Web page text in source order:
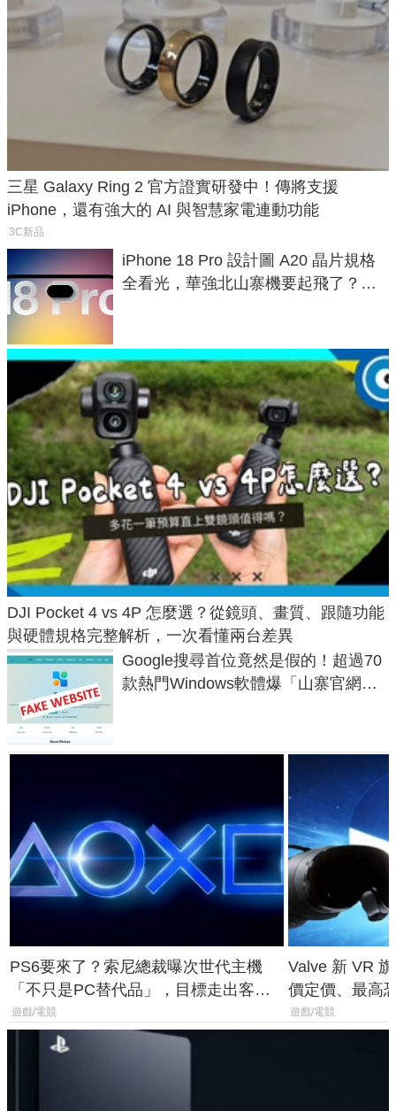
三星 Galaxy Ring 2 官方證實研發中！傳將支援
iPhone，還有強大的 AI 與智慧家電連動功能
3C新品
iPhone 18 Pro 設計圖 A20 晶片規格
全看光，華強北山寨機要起飛了？專
DJI Pocket 4 vs 4P 怎麼選？從鏡頭、畫質、跟隨功能
與硬體規格完整解析，一次看懂兩台差異
Google搜尋首位竟然是假的！超過70
款熱門Windows軟體爆「山寨官網」
PS6要來了？索尼總裁曝次世代主機
「不只是PC替代品」，目標走出客
廳、進軍電競桌面
遊戲/電競
Valve 新 VR
價定價、最高
遊戲/電競